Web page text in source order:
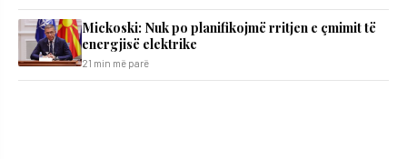
Mickoski: Nuk po planifikojmë rritjen e çmimit të
energjisë elektrike
21 min më parë